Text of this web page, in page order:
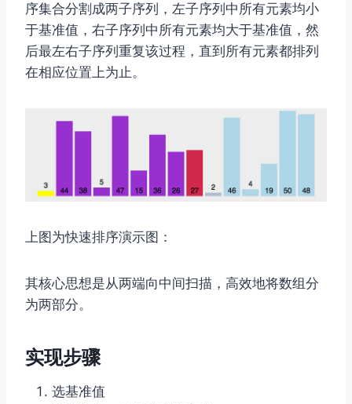
序集合分割成两子序列，左子序列中所有元素均小
于基准值，右子序列中所有元素均大于基准值，然
后最左右子序列重复该过程，直到所有元素都排列
在相应位置上为止。
上图为快速排序演示图：
其核心思想是从两端向中间扫描，高效地将数组分
为两部分。
实现步骤
选基准值